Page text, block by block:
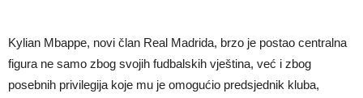
Mudrik se vratio na teren nakon više od 600 dana. Odmah ide na
posudbu?
Real Madrid odlučio: Endrick ide u Premier ligu!
Kylian Mbappe, novi član Real Madrida, brzo je postao centralna
figura ne samo zbog svojih fudbalskih vještina, već i zbog
posebnih privilegija koje mu je omogućio predsjednik kluba,